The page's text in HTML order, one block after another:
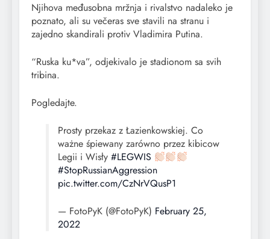
Njihova međusobna mržnja i rivalstvo nadaleko je
poznato, ali su večeras sve stavili na stranu i
zajedno skandirali protiv Vladimira Putina.
“Ruska ku*va”, odjekivalo je stadionom sa svih
tribina.
Pogledajte.
Prosty przekaz z Łazienkowskiej. Co
ważne śpiewany zarówno przez kibicow
Legii i Wisły #LEGWIS
#StopRussianAggression
pic.twitter.com/CzNrVQusP1
— FotoPyK (@FotoPyK) February 25,
2022